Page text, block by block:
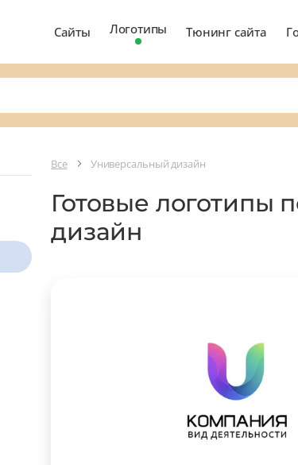
Сайты Логотипы Тюнинг сайта
Все Универсальный дизайн
Готовые логотипы
дизайн